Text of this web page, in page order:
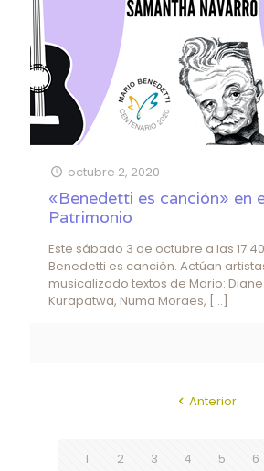
octubre 2, 2020
«Benedetti es canción» en
Patrimonio
Este sábado 3 de octubre a las
Benedetti es canción. Actúan
musicalizado textos de Mario:
Kurapatwa, Numa Moraes, […]
Anterior
1 2 3 4 5 6